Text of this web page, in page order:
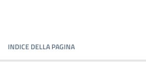
INDICE DELLA PAGINA